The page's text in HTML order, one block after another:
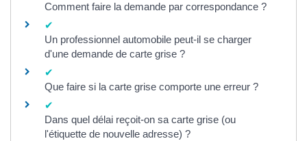
Comment faire la demande par correspondance ?
Un professionnel automobile peut-il se charger
d'une demande de carte grise ?
Que faire si la carte grise comporte une erreur ?
Dans quel délai reçoit-on sa carte grise (ou
l'étiquette de nouvelle adresse) ?